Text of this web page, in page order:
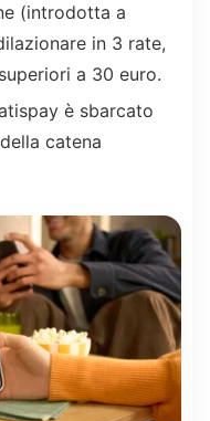
(introdotta a
in 3 rate,
a 30 euro.
è sbarcato
catena